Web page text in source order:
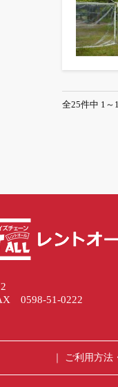
全25件中 1～
0598-51-0222
ご利用方法